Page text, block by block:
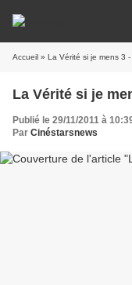
Accueil » La Vérité si je mens 3
La Vérité si je
Publié le 29/11/2011 à
Par Cinéstarsnews